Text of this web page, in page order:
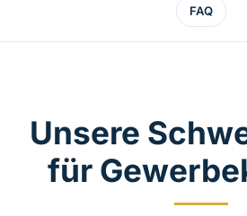
FAQ
Unsere
für